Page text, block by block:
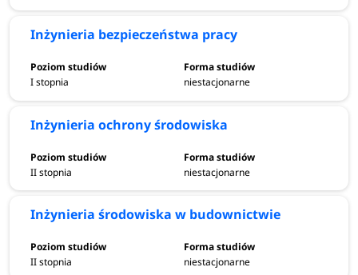
Inżynieria bezpieczeństwa pracy
I stopnia niestacjonarne
Inżynieria ochrony środowiska
II stopnia niestacjonarne
Inżynieria środowiska w budownictwie
II stopnia niestacjonarne